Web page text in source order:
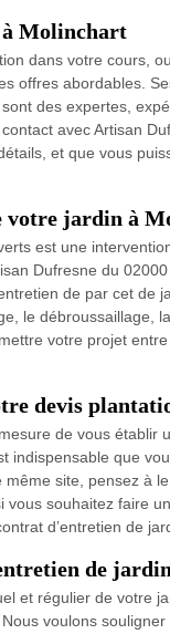
à Molinchart
dans votre cours,
offres abordables.
des expertes,
avec Artisan
et que vous
votre jardin à
est une
Dufresne du
de par cet de
le débroussaillage,
votre projet
devis
de vous
indispensable que
site, pensez à
vous souhaitez faire
d’entretien de
de
et régulier de votre
voulons